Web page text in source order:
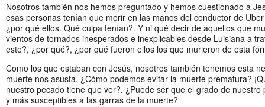
Nosotros también nos hemos preguntado y hemos cuestionado a
esas personas tenían que morir en las manos del conductor de
¿por qué ellos. Qué culpa tenían?. Y ni qué decir de aquellos que
vientos de tornados inesperados e inexplicables desde Luisiana a
este?, ¿por qué?, ¿por qué fueron ellos los que murieron de esta
Como los que estaban con Jesús, nosotros también tenemos esta
muerte nos asusta. ¿Cómo podemos evitar la muerte prematura?
nuestro pecado tiene que ver?. ¿Puede ser que el grado de
y más susceptibles a las garras de la muerte?